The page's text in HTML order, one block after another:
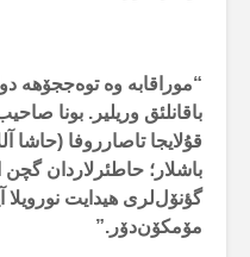
“موراقابە وە توەججۆهە
باقانلئق وریلیر. بونا
قۇلایجا تاصارروفا (حاشا
باشلار؛ حاطئرلاردان
گؤنۆل‌لری هیدایت نورویلا
مۆمکۆن‌دۆر.”